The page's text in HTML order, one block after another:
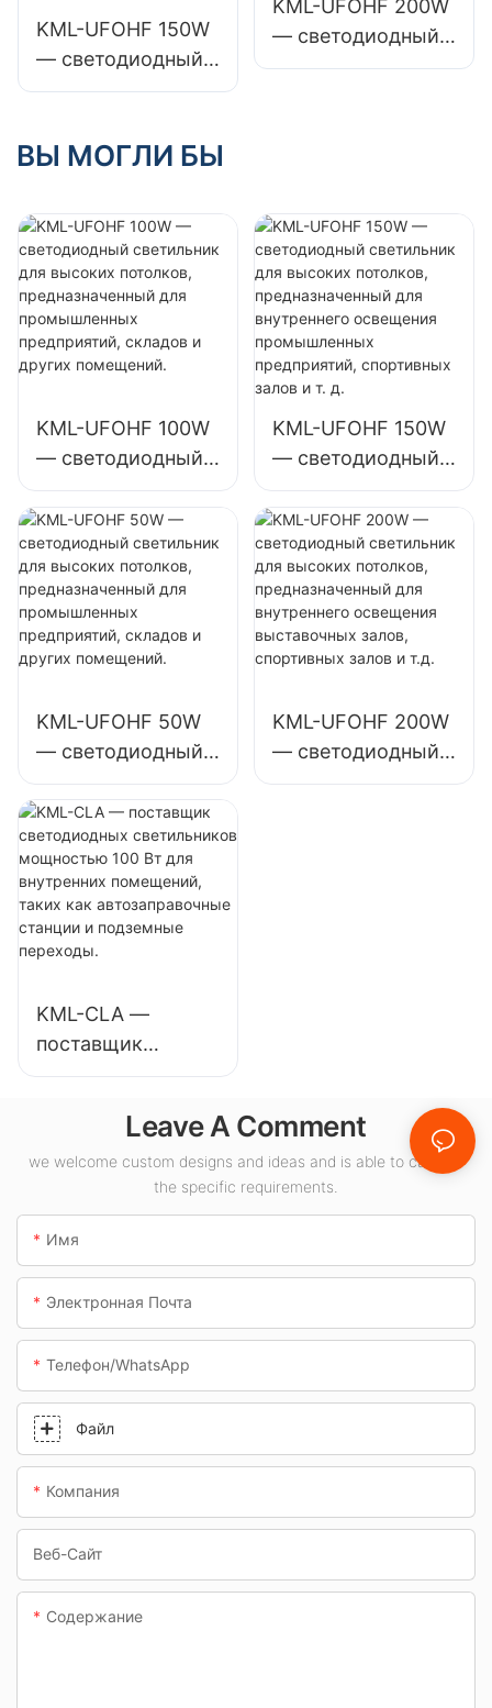
помещений.
помещений.
KML-UFOHF 150W
— светодиодный
светильник для
потолков,
для внутреннего
освещения
промышленных
предприятий,
спортивных залов
и т. д.
KML-UFOHF 200W
— светодиодный
светильник для
освещения
выставочных
залов, спортивных
залов и т.д.
ВЫ МОГЛИ БЫ
KML-UFOHF 100W
— светодиодный
светильник для
высоких
потолков,
предназначенный
для
промышленных
предприятий,
помещений.
KML-UFOHF 150W
— светодиодный
светильник для
высоких
потолков,
предназначенный
для внутреннего
освещения
промышленных
спортивных залов
и т. д.
KML-UFOHF 50W
— светодиодный
светильник для
высоких
потолков,
предназначенный
для
промышленных
предприятий,
помещений.
KML-UFOHF 200W
— светодиодный
светильник для
KML-CLA —
поставщик
светодиодных
мощностью 100
Вт для внутренних
помещений, таких
как
автозаправочные
станции и
подземные
переходы.
Leave A Comment
we welcome custom designs and ideas and is able to cater to
the specific requirements.
Имя
Электронная Почта
Телефон/WhatsApp
Файл
Компания
Веб-Сайт
Содержание